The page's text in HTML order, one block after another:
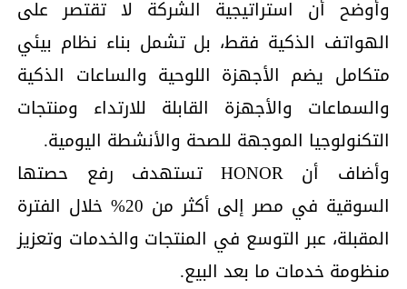
وأوضح أن استراتيجية الشركة لا تقتصر على
الهواتف الذكية فقط، بل تشمل بناء نظام بيئي
متكامل يضم الأجهزة اللوحية والساعات الذكية
والسماعات والأجهزة القابلة للارتداء ومنتجات
التكنولوجيا الموجهة للصحة والأنشطة اليومية.
وأضاف أن HONOR تستهدف رفع حصتها
السوقية في مصر إلى أكثر من 20% خلال الفترة
المقبلة، عبر التوسع في المنتجات والخدمات وتعزيز
منظومة خدمات ما بعد البيع.